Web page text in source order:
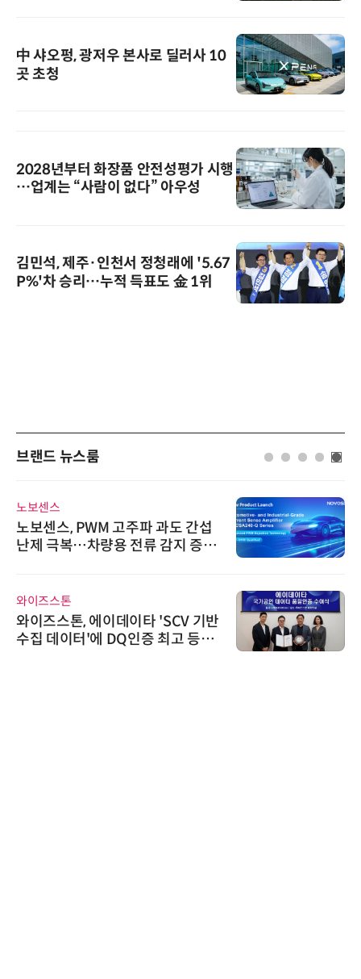
中 샤오펑, 광저우 본사로 딜러사 10
곳 초청
2028년부터 화장품 안전성평가 시행
…업계는 “사람이 없다” 아우성
김민석, 제주·인천서 정청래에 '5.67
P%'차 승리…누적 득표도 金 1위
브랜드 뉴스룸
노보센스
노보센스, PWM 고주파 과도 간섭
난제 극복…차량용 전류 감지 증폭
와이즈스톤
와이즈스톤, 에이데이타 'SCV 기반
수집 데이터'에 DQ인증 최고 등급